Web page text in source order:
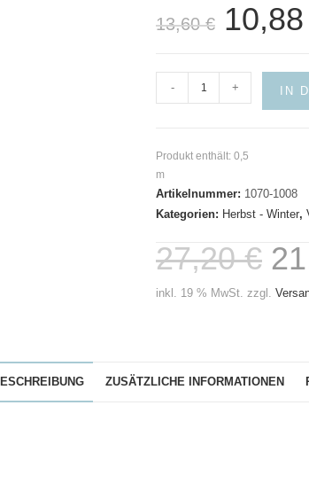
13,60€
Ursprünglicher
Preis
war:
10,88
Viscose-
Tencel
Fibre
Mood
Menge
- + IN
Produkt enthält: 0,5
m
Artikelnummer: 1070-1008
Kategorien: Herbst - Winter,
27,20€
inkl. 19 % MwSt. zzgl.
ZUSÄTZLICHE INFORMATIONEN